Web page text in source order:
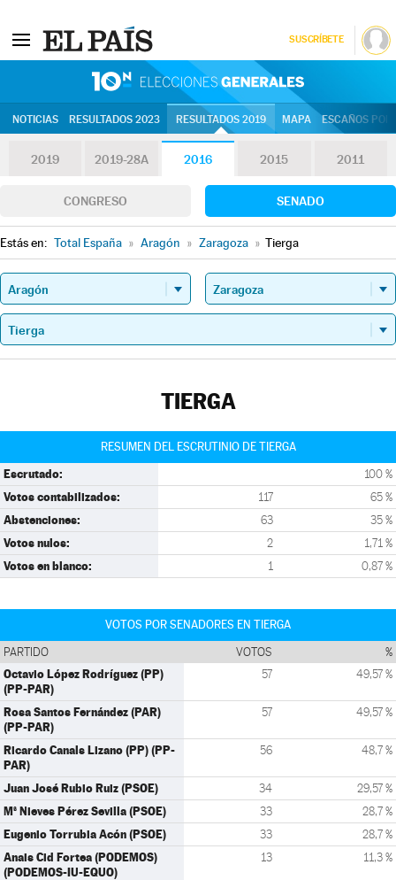
SUSCRÍBETE
NOTICIAS RESULTADOS 2023 RESULTADOS 2019 MAPA ESCAÑOS
2019 2019-28A 2016 2015 2011
CONGRESO SENADO
Estás en: Total España » Aragón » Zaragoza » Tierga
TIERGA
RESUMEN DEL ESCRUTINIO DE TIERGA
Escrutado: 100 %
Votos contabilizados: 117 65 %
Abstenciones: 63 35 %
Votos nulos: 2 1,71 %
Votos en blanco: 1 0,87 %
VOTOS POR SENADORES EN TIERGA
PARTIDO VOTOS %
Octavio López Rodríguez (PP)
(PP-PAR)
57 49,57 %
Rosa Santos Fernández (PAR)
(PP-PAR)
57 49,57 %
Ricardo Canals Lizano (PP) (PP-
PAR)
56 48,7 %
Juan José Rubio Ruiz (PSOE) 34 29,57 %
Mª Nieves Pérez Sevilla (PSOE) 33 28,7 %
Eugenio Torrubia Acón (PSOE) 33 28,7 %
Anais Cid Fortea (PODEMOS)
(PODEMOS-IU-EQUO)
13 11,3 %